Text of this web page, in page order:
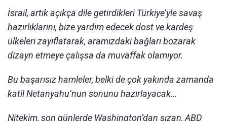
İsrail, artık açıkça dile getirdikleri Türkiye’yle savaş
hazırlıklarını, bize yardım edecek dost ve kardeş
ülkeleri zayıflatarak, aramızdaki bağları bozarak
dizayn etmeye çalışsa da muvaffak olamıyor.
Bu başarısız hamleler, belki de çok yakında zamanda
katil Netanyahu’nun sonunu hazırlayacak…
Nitekim, son günlerde Washington’dan sızan, ABD